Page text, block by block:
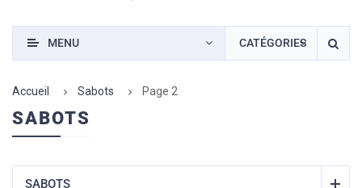
CATÉGORIES
MENU
Accueil Sabots Page 2
SABOTS
SABOTS